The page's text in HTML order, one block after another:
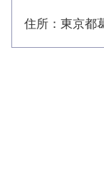
住所：東京都